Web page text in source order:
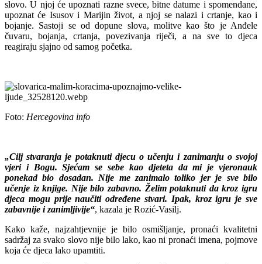
slovo. U njoj će upoznati razne svece, bitne datume i spomendane,
upoznat će Isusov i Marijin život, a njoj se nalazi i crtanje, kao i
bojanje. Sastoji se od dopune slova, molitve kao što je Anđele
čuvaru, bojanja, crtanja, povezivanja riječi, a na sve to djeca
reagiraju sjajno od samog početka.
Foto: Hercegovina info
„Cilj stvaranja je potaknuti djecu o učenju i zanimanju o svojoj
vjeri i Bogu. Sjećam se sebe kao djeteta da mi je vjeronauk
ponekad bio dosadan. Nije me zanimalo toliko jer je sve bilo
učenje iz knjige. Nije bilo zabavno. Želim potaknuti da kroz igru
djeca mogu prije naučiti određene stvari. Ipak, kroz igru je sve
zabavnije i zanimljivije“, kazala je Rozić-Vasilj.
Kako kaže, najzahtjevnije je bilo osmišljanje, pronaći kvalitetni
sadržaj za svako slovo nije bilo lako, kao ni pronaći imena, pojmove
koja će djeca lako upamtiti.